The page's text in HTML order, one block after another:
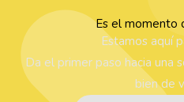
Es el momento
Estamos aquí
Da el primer paso hacia una
bien de